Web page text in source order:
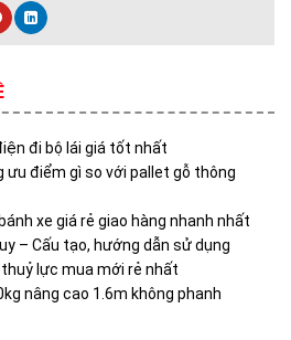
đi bộ lái giá tốt nhất
ưu điểm gì so với pallet gỗ thông
xe giá rẻ giao hàng nhanh nhất
– Cấu tạo, hướng dẫn sử dụng
lực mua mới rẻ nhất
nâng cao 1.6m không phanh